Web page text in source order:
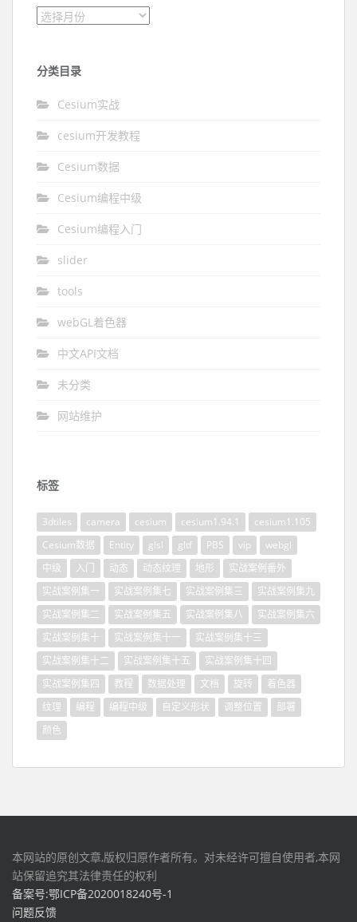
文章归档
分类目录
Cesium实战
cesium开发教程
Cesium数据
Cesium编程中级
Cesium编程入门
slider
tools
webGL着色器
中文API文档
未分类
网站维护
标签
3dtiles camera cesium cesium1.94.1
cesium1.105
Cesium数据
Entity glsl gltf PBS vip
webgl
中级
入门 动态 动态纹理 地形
实战案例番外
实战案例集一
实战案例集七 实战案例集三
实战案例集九
实战案例集二
实战案例集五 实战案例集八
实战案例集六
实战案例集十
实战案例集十一
实战案例集十三
实战案例集十二
实战案例集十五
实战案例集十四
实战案例集四
教程 数据处理 文档 旋转
着色器
纹理
编程 编程中级 自定义形状 调整位置
部署
颜色
本网站的原创文章,版权归原作者所有。对未经许可擅自使用者,本网
站保留追究其法律责任的权利
备案号:鄂ICP备2020018240号-1
问题反馈